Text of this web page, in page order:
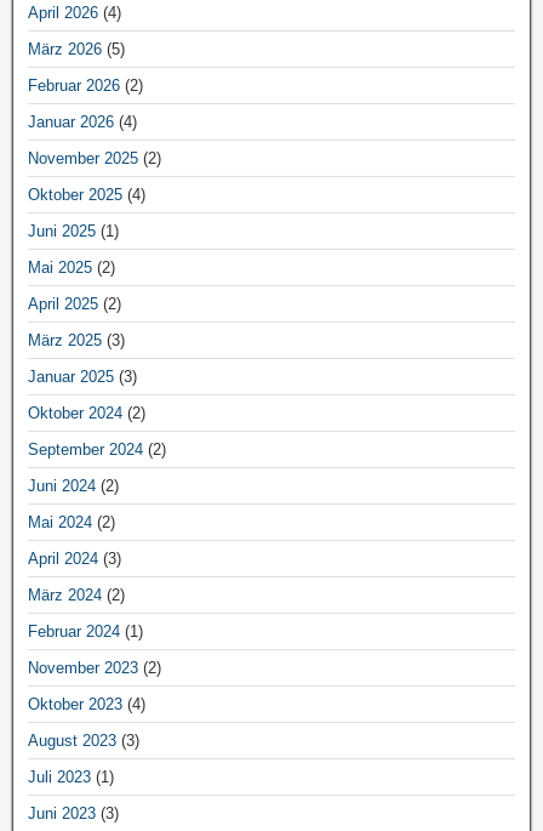
April 2026 (4)
März 2026 (5)
Februar 2026 (2)
Januar 2026 (4)
November 2025 (2)
Oktober 2025 (4)
Juni 2025 (1)
Mai 2025 (2)
April 2025 (2)
März 2025 (3)
Januar 2025 (3)
Oktober 2024 (2)
September 2024 (2)
Juni 2024 (2)
Mai 2024 (2)
April 2024 (3)
März 2024 (2)
Februar 2024 (1)
November 2023 (2)
Oktober 2023 (4)
August 2023 (3)
Juli 2023 (1)
Juni 2023 (3)